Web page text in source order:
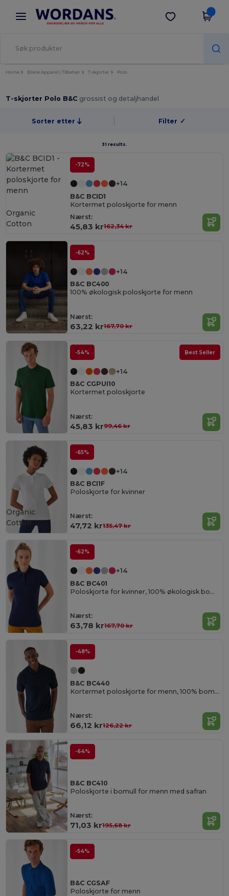
× Wordans-app
Bedre priser i appen!
Last ned app
Home Blank Apparel | Tilbehør T-skjorter Polo
T-skjorter Polo B&C grossist og detaljhandel
Sorter etter Filter ✓
31 results.
-72%
+14
B&C BCID1
Kortermet poloskjorte for menn
Nærst:
45,83 kr162,34 kr
Organic
Cotton
-62%
+14
B&C BC400
100% økologisk poloskjorte for menn
Nærst:
63,22 kr167,70 kr
-54% Best Seller
+14
B&C CGPUI10
Kortermet poloskjorte
Nærst:
45,83 kr99,46 kr
-65%
+14
B&C BCI1F
Poloskjorte for kvinner
Nærst:
47,72 kr135,47 kr
Organic
Cotton
-62%
+14
B&C BC401
Poloskjorte for kvinner, 100% økologisk bomull
Nærst:
63,78 kr167,70 kr
-48%
B&C BC440
Kortermet poloskjorte for menn, 100% bomull
Nærst:
66,12 kr126,22 kr
-64%
B&C BC410
Poloskjorte i bomull for menn med safran
Nærst:
71,03 kr195,68 kr
-54%
B&C CGSAF
Poloskjorte for menn